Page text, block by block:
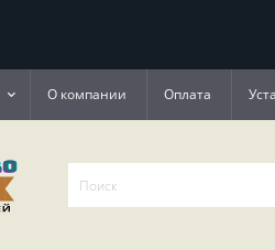
О компании Оплата